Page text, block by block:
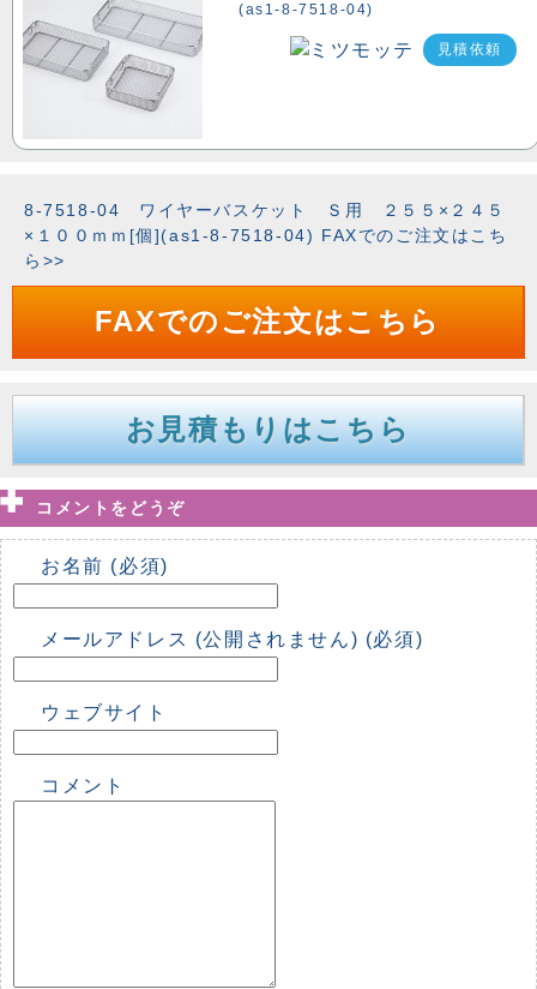
(as1-8-7518-04)
見積依頼
8-7518-04 ワイヤーバスケット Ｓ用 ２５５×２４５
×１００ｍｍ[個](as1-8-7518-04) FAXでのご注文はこち
ら>>
FAXでのご注文はこちら
お見積もりはこちら
コメントをどうぞ
お名前 (必須)
メールアドレス (公開されません) (必須)
ウェブサイト
コメント